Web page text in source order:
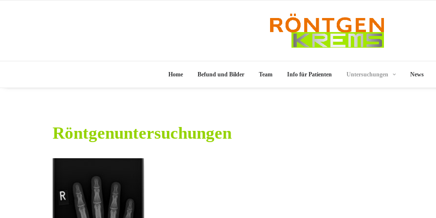
Home Befund und Bilder Team Info für Patienten Untersuchungen News
Röntgenuntersuchungen